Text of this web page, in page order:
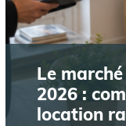
Le
2026 :
location